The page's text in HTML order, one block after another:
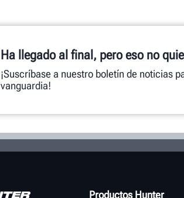
Ha llegado al final, pero eso no
¡Suscríbase a nuestro boletín de noticias
vanguardia!
Productos Hunter